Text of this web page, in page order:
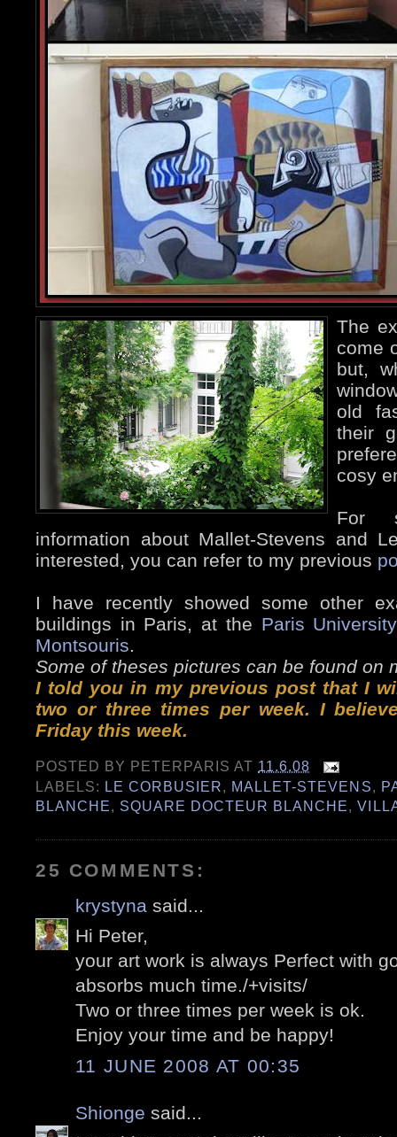
The
come
but,
old
their
cosy
For
information about Mallet-Stevens and
interested, you can refer to my previous
I have recently showed some other
buildings in Paris, at the Paris
Montsouris.
Some of theses pictures can be found on
I told you in my previous post that I
two or three times per week. I
Friday this week.
POSTED BY PETERPARIS AT 11.6.08
LABELS: LE CORBUSIER, MALLET-STEVENS,
BLANCHE, SQUARE DOCTEUR BLANCHE,
25 COMMENTS:
krystyna said...
Hi Peter,
your art work is always Perfect with
absorbs much time./+visits/
Two or three times per week is ok.
Enjoy your time and be happy!
11 JUNE 2008 AT 00:35
Shionge said...